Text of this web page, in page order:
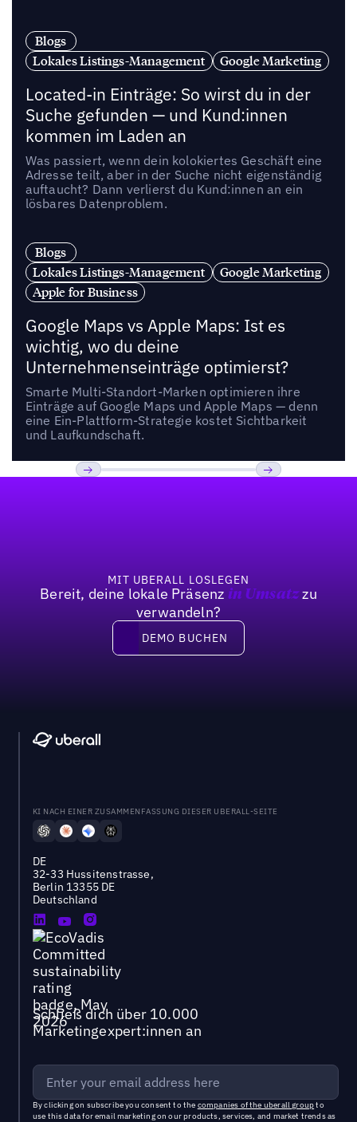
Blogs
Lokales Listings-Management
Google Marketing
Located-in Einträge: So wirst du in der
Suche gefunden — und Kund:innen
kommen im Laden an
Was passiert, wenn dein kolokiertes Geschäft eine
Adresse teilt, aber in der Suche nicht eigenständig
auftaucht? Dann verlierst du Kund:innen an ein
lösbares Datenproblem.
Blogs
Lokales Listings-Management
Google Marketing
Apple for Business
Google Maps vs Apple Maps: Ist es
wichtig, wo du deine
Unternehmenseinträge optimierst?
Smarte Multi-Standort-Marken optimieren ihre
Einträge auf Google Maps und Apple Maps — denn
eine Ein-Plattform-Strategie kostet Sichtbarkeit
und Laufkundschaft.
MIT UBERALL LOSLEGEN
Bereit, deine lokale Präsenz in Umsatzzu
verwandeln?
DEMO BUCHEN
DEMO BUCHEN
KI NACH EINER ZUSAMMENFASSUNG DIESER UBERALL-SEITE
DE
32-33 Hussitenstrasse,
Berlin 13355 DE
Deutschland
Schließ dich über 10.000
Marketingexpert:innen an
By clicking on subscribe you consent to the companies of the uberall groupto
use this data for email marketing on our products, services, and market trends as